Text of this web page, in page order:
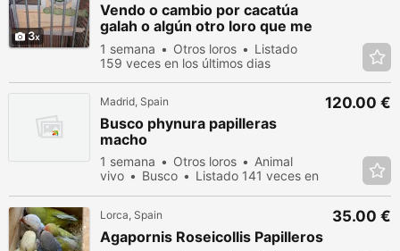
3
Vendo o cambio por cacatúa
galah o algún otro loro que me
interés
1 semana Otros loros
Listado
159 veces en los últimos dias
Madrid, Spain
Busco phynura papilleras
macho
1 semana Otros loros
Animal
vivo
Busco
Listado 141 veces en
120.00 €
Lorca, Spain
Agapornis Roseicollis Papilleros
35.00 €